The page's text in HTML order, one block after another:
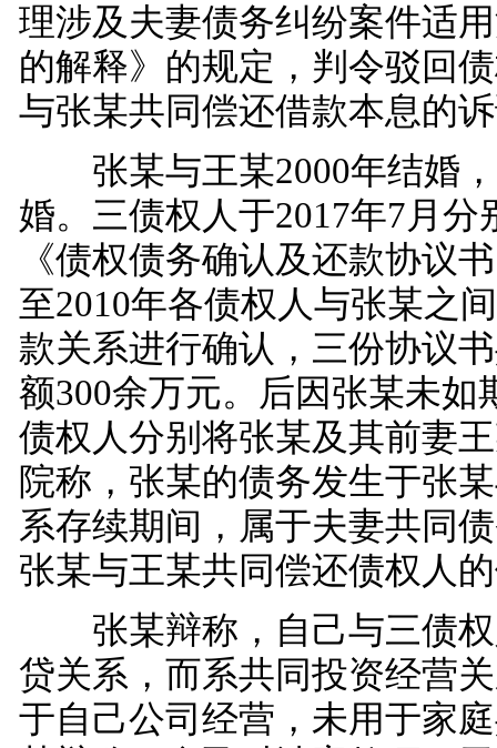
理涉及夫妻债务纠纷案件适
的解释》的规定，判令驳回
与张某共同偿还借款本息的
张某与王某2000年结婚，
婚。三债权人于2017年7月分
《债权债务确认及还款协议
至2010年各债权人与张某之
款关系进行确认，三份协议
额300余万元。后因张某未如
债权人分别将张某及其前妻
院称，张某的债务发生于张
系存续期间，属于夫妻共同
张某与王某共同偿还债权人
张某辩称，自己与三债权
贷关系，而系共同投资经营
于自己公司经营，未用于家